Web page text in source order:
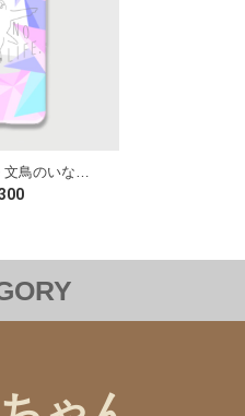
Huawei P10 Lite 文鳥のいない人生なんて ケース
ョナリー 雑貨
ース